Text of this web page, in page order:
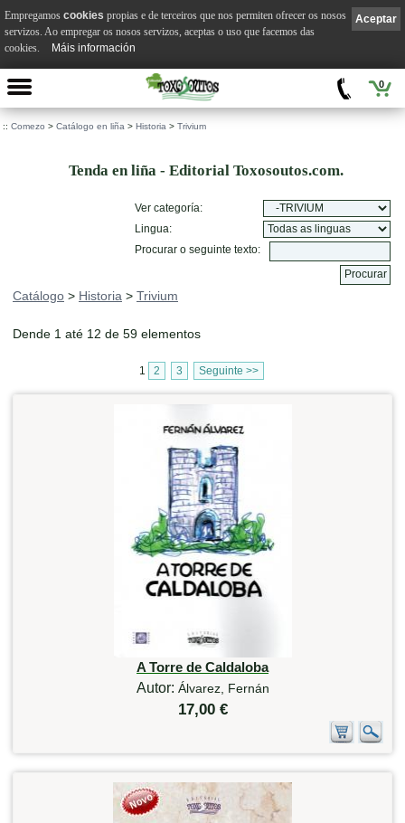
0
:: Comezo > Catálogo en liña > Historia > Trivium
Tenda en liña - Editorial Toxosoutos.com.
Ver categoría:
Lingua:
Procurar o seguinte texto:
Catálogo > Historia > Trivium
Dende 1 até 12 de 59 elementos
1 2 3 Seguinte >>
A Torre de Caldaloba
Autor: Álvarez, Fernán
17,00 €
Aceptar
Empregamos cookies propias e de terceiros que nos permiten ofrecer os nosos
servizos. Ao empregar os nosos servizos, aceptas o uso que facemos das
cookies.
Máis información